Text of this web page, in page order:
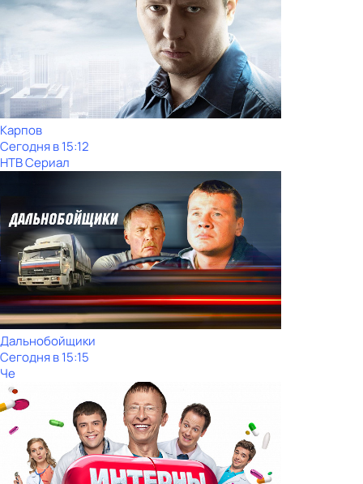
Карпов
Сегодня в 15:12
НТВ Сериал
Дальнобойщики
Сегодня в 15:15
Че